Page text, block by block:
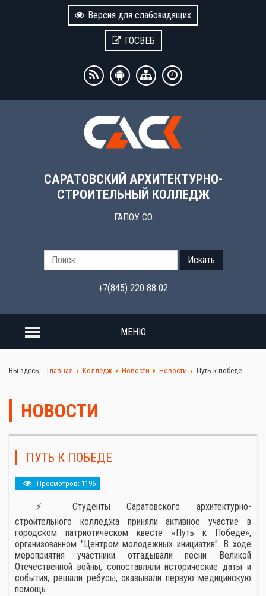
Версия для слабовидящих
ГОСВЕБ
САРАТОВСКИЙ АРХИТЕКТУРНО-
СТРОИТЕЛЬНЫЙ КОЛЛЕДЖ
ГАПОУ СО
Искать
+7(845) 220 88 02
МЕНЮ
Вы здесь: Главная Колледж Новости Новости Путь к победе
НОВОСТИ
ПУТЬ К ПОБЕДЕ
Просмотров: 1196
⚡ Студенты Саратовского архитектурно-
строительного колледжа приняли активное участие в
городском патриотическом квесте «Путь к Победе»,
организованном "Центром молодежных инициатив". В ходе
мероприятия участники отгадывали песни Великой
Отечественной войны, сопоставляли исторические даты и
события, решали ребусы, оказывали первую медицинскую
помощь.